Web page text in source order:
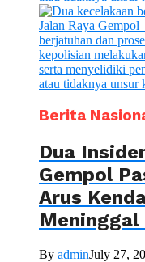
Berita
Dua
Gempol
Arus
Meninggal
By adminJuly 27,